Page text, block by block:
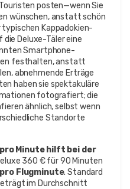
posten—wenn Sie
wünschen, anstatt schön
Kappadokien-
Deluxe-Täler eine
Smartphone-
festhalten, anstatt
abnehmende Erträge
haben sie spektakuläre
fotografiert; die
ähnlich, selbst wenn
Standorte
Minute hilft bei der
360 € für 90 Minuten
Flugminute. Standard
im Durchschnitt